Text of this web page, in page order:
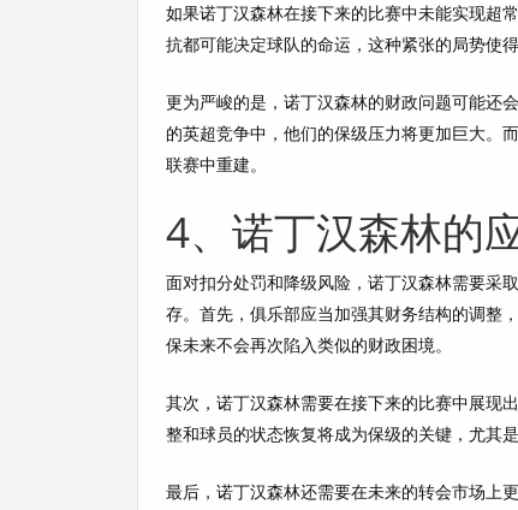
如果诺丁汉森林在接下来的比赛中未能实现超
抗都可能决定球队的命运，这种紧张的局势使
更为严峻的是，诺丁汉森林的财政问题可能还
的英超竞争中，他们的保级压力将更加巨大。
联赛中重建。
4、诺丁汉森林的
面对扣分处罚和降级风险，诺丁汉森林需要采
存。首先，俱乐部应当加强其财务结构的调整
保未来不会再次陷入类似的财政困境。
其次，诺丁汉森林需要在接下来的比赛中展现
整和球员的状态恢复将成为保级的关键，尤其
最后，诺丁汉森林还需要在未来的转会市场上